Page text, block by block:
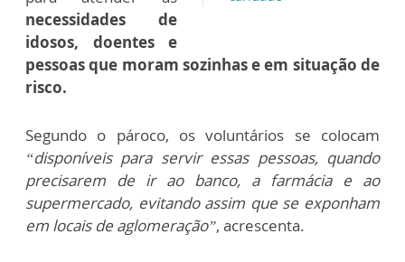
necessidades de
idosos, doentes e
pessoas que moram sozinhas e em situação de
risco.
Segundo o pároco, os voluntários se colocam
“disponíveis para servir essas pessoas, quando
precisarem de ir ao banco, a farmácia e ao
supermercado, evitando assim que se exponham
em locais de aglomeração”, acrescenta.